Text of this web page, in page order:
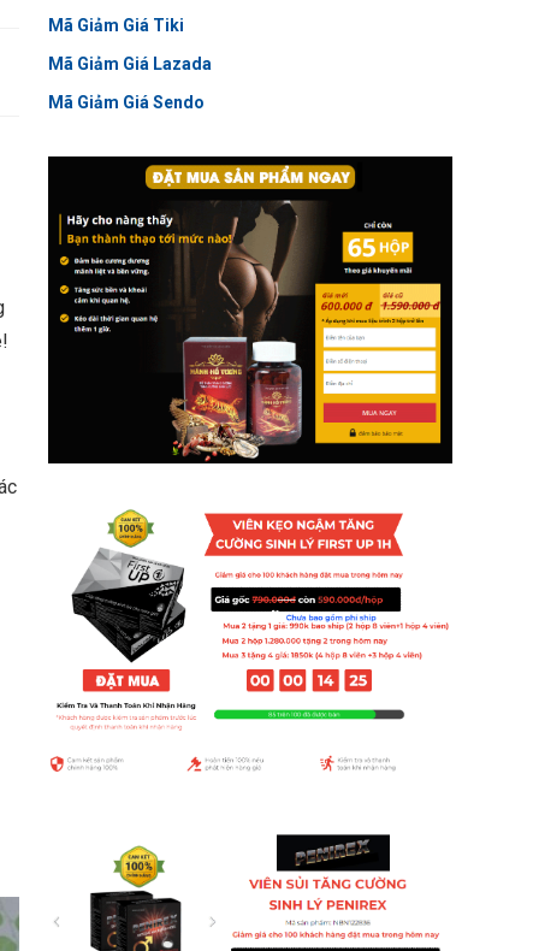
Mã Giảm Giá Tiki
Mã Giảm Giá Lazada
Mã Giảm Giá Sendo